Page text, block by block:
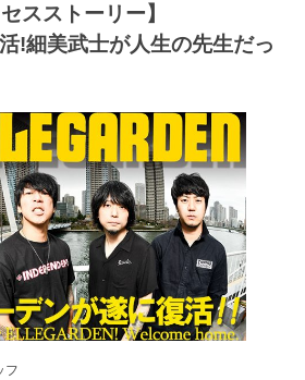
スストーリー】
!細美武士が人生の先生だっ
フ